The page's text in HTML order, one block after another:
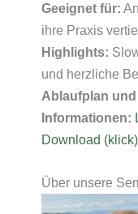
Geeignet für:
ihre Praxis
Highlights:
und herzliche
Ablaufplan
Informationen:
Download (klick)
Über unsere